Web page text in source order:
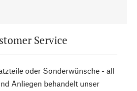
Service
oder Sonderwünsche - all
Anliegen behandelt unser